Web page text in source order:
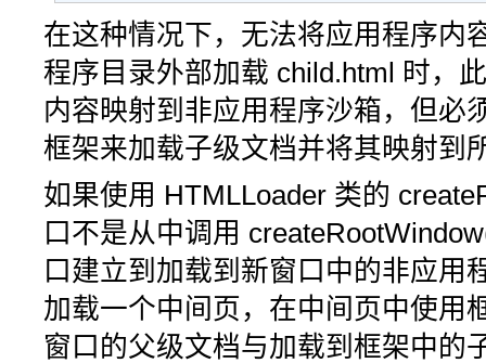
在这种情况下，无法将应用程序内
程序目录外部加载 child.html
时，
内容映射到非应用程序沙箱，但必
框架来加载子级文档并将其映射到
如果使用 HTMLLoader 类的
口不是从中调用
口建立到加载到新窗口中的非应用
加载一个中间页，在中间页中使用
窗口的父级文档与加载到框架中的